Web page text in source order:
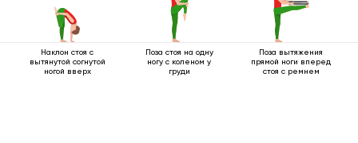
Наклон стоя с
вытянутой согнутой
ногой вверх
Поза стоя на одну
ногу с коленом у
груди
Поза вытяжения
прямой ноги вперед
стоя с ремнем